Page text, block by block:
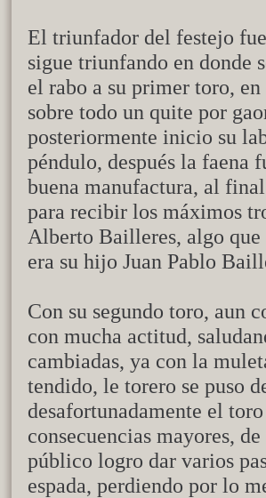
El triunfador del festejo
sigue triunfando en donde
el rabo a su primer toro,
sobre todo un quite por
posteriormente inicio su
péndulo, después la faena
buena manufactura, al
para recibir los máximos
Alberto Bailleres, algo que
era su hijo Juan Pablo
Con su segundo toro, aun
con mucha actitud,
cambiadas, ya con la
tendido, le torero se puso
desafortunadamente el
consecuencias mayores,
público logro dar varios
espada, perdiendo por lo